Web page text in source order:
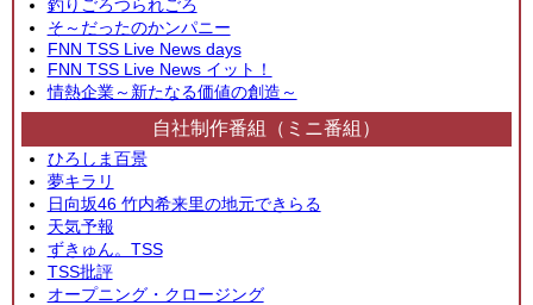
釣りごろつられごろ
そ～だったのかンパニー
FNN TSS Live News days
FNN TSS Live News イット！
情熱企業～新たなる価値の創造～
自社制作番組（ミニ番組）
ひろしま百景
夢キラリ
日向坂46 竹内希来里の地元できらる
天気予報
ずきゅん。TSS
TSS批評
オープニング・クロージング